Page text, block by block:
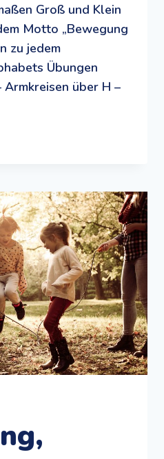
Groß und Klein
Motto „Bewegung
zu jedem
Übungen
über H –